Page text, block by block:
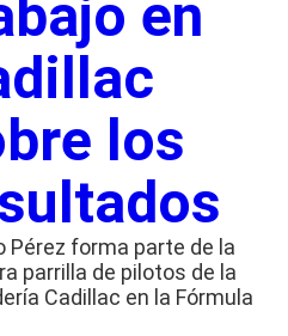
en
los
Pérez forma parte de la
parrilla de pilotos de la
Cadillac en la Fórmula